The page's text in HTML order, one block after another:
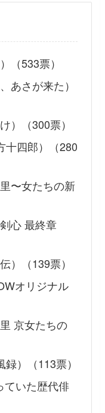
（533票）
あさが来た）
）（300票）
十四郎）（280
〜女たちの新
心 最終章
）（139票）
オリジナル
京女たちの
）（113票）
ていた歴代俳